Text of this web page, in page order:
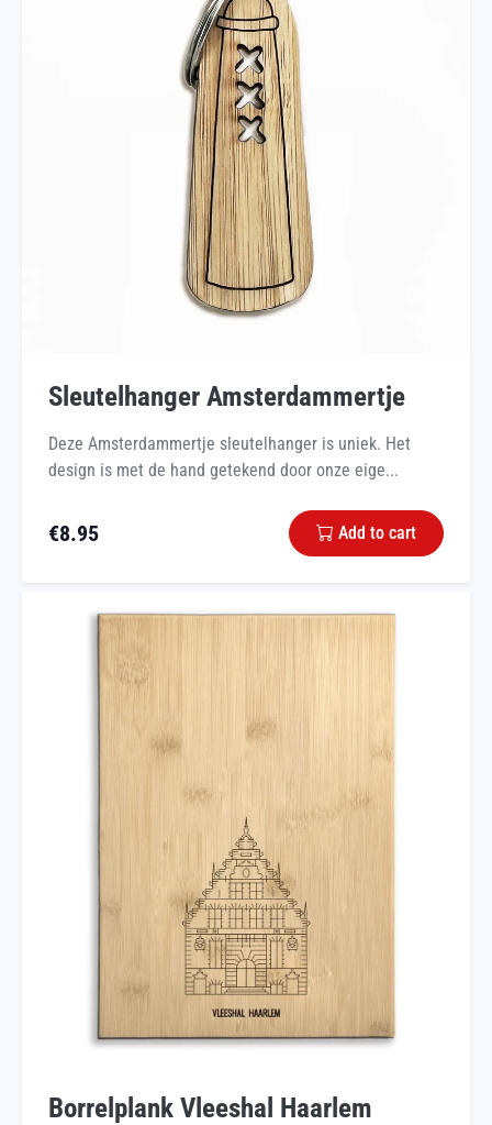
Sleutelhanger Amsterdammertje
Deze Amsterdammertje sleutelhanger is uniek. Het
design is met de hand getekend door onze eige...
€8.95 Add to cart
Borrelplank Vleeshal Haarlem